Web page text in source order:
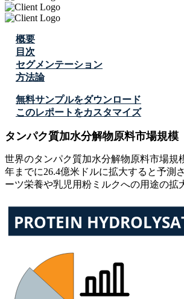
概要
目次
セグメンテーション
方法論
無料サンプルをダウンロード
このレポートをカスタマイズ
タンパク質加水分解物原料市場規模
世界のタンパク質加水分解物原料市場規
年までに26.4億米ドルに拡大すると予測
ーツ栄養や乳児用粉ミルクへの用途の拡